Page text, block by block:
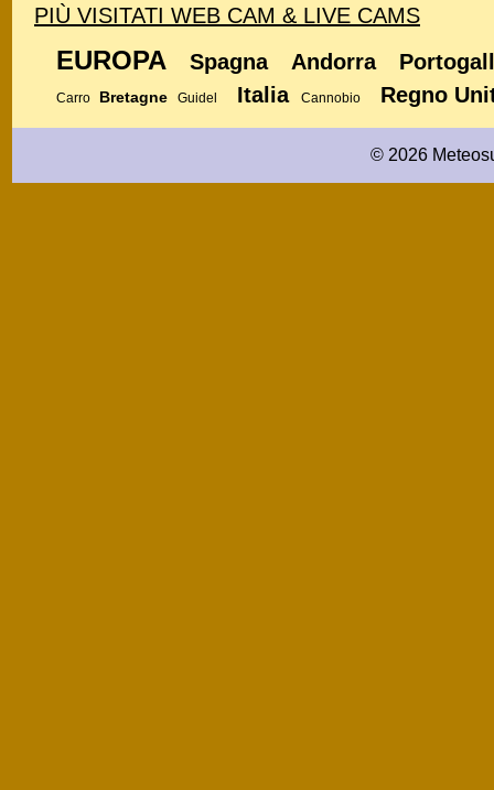
PIÙ VISITATI WEB CAM & LIVE CAMS
EUROPA Spagna Andorra
Carro Bretagne Guidel Italia Cannobio Regno
© 2026